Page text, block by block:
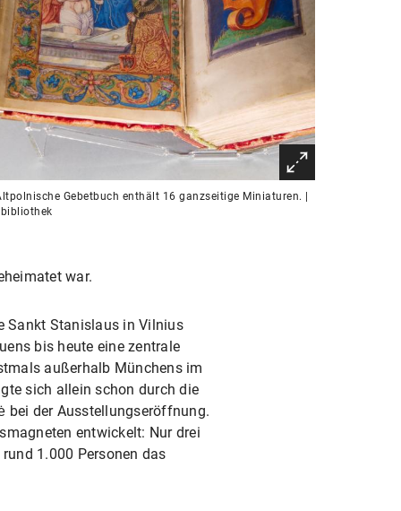
Gebetbuch enthält 16 ganzseitige Miniaturen. |
war.
Sankt Stanislaus in Vilnius
bis heute eine zentrale
außerhalb Münchens im
sich allein schon durch die
bei der Ausstellungseröffnung.
entwickelt: Nur drei
1.000 Personen das